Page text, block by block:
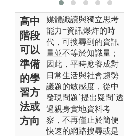
高中
階段
可以
準備
的學
習方
法或
方向
媒體識讀與獨立思考
能力=資訊爆炸的時
代，可搜尋到的資訊
量並不等於知識量；
因此，平時應養成對
日常生活與社會趨勢
議題的敏感度，從中
發現問題`提出疑問`透
過親身實地資料考
察，不再僅止於簡便
快速的網路搜尋或是